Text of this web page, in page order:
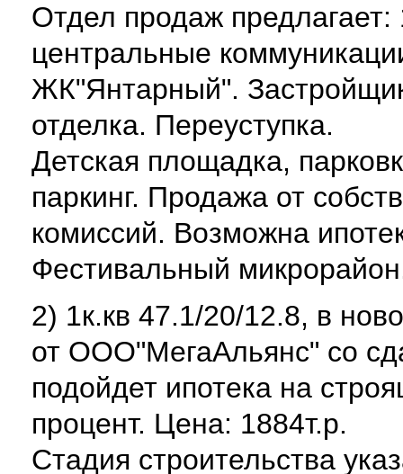
Отдел продаж
центральные
ЖК"Янтарный".
отделка. Переуступка.
Детская площадка,
паркинг. Продажа от
комиссий. Возможна
Фестивальный
2) 1к.кв 47.1/20/12.8, в
от ООО"МегаАльянс" со
подойдет ипотека на
процент. Цена: 1884т.р.
Стадия строительства